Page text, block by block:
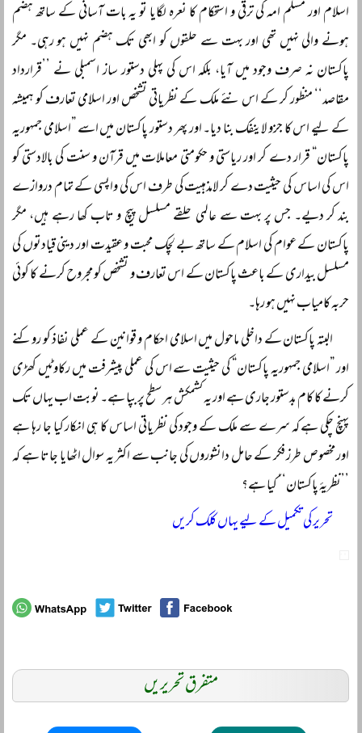
اسلام اور مسلم امہ کی ترقی و استحکام کا نعرہ لگایا تو یہ بات آسانی کے ساتھ ہضم
ہونے والی نہیں تھی اور بہت سے حلقوں کو ابھی تک ہضم نہیں ہو رہی۔ مگر
پاکستان نہ صرف وجود میں آیا، بلکہ اس کی پہلی دستور ساز اسمبلی نے ’’قرارداد
مقاصد‘‘ منظور کر کے اس نئے ملک کے نظریاتی تشخص اور اسلامی تعارف کو ہمیشہ
کے لیے اس کا جزو لاینفک بنا دیا۔ اور پھر دستور پاکستان میں اسے ”اسلامی جمہوریہ
پاکستان“ قرار دے کر اور ریاستی و حکومتی معاملات میں قرآن و سنت کی بالادستی کو
اس کی اساس کی حیثیت دے کر لامذہبیت کی طرف اس کی واپسی کے تمام دروازے
بند کر دیے۔ جس پر بہت سے عالمی حلقے مسلسل پیچ و تاب کھا رہے ہیں، مگر
پاکستان کے عوام کی اسلام کے ساتھ بے لچک محبت و عقیدت اور دینی قیادتوں کی
مسلسل بیداری کے باعث پاکستان کے اس تعارف و تشخص کو مجروح کرنے کا کوئی
حربہ کامیاب نہیں ہو رہا۔
البتہ پاکستان کے داخلی ماحول میں اسلامی احکام و قوانین کے عملی نفاذ کو روکنے
اور ”اسلامی جمہوریہ پاکستان“ کی حیثیت سے اس کی عملی پیشرفت میں رکاوٹیں کھڑی
کرنے کا کام بدستور جاری ہے اور یہ کشمکش ہر سطح پر بپا ہے۔ نوبت اب یہاں تک
پہنچ چکی ہے کہ سرے سے ملک کے وجود کی نظریاتی اساس کا ہی انکار کیا جا رہا ہے
اور مخصوص طرز فکر کے حامل دانشوروں کی جانب سے اکثر یہ سوال اٹھایا جاتا ہے کہ
’’نظریۂ پاکستان‘‘ کیا ہے؟
تحریر کی تکمیل کے لیے یہاں کلک کریں
متفرق تحریریں